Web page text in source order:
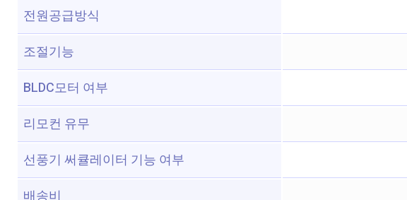
전원공급방식
조절기능
BLDC모터 여부
리모컨 유무
선풍기 써큘레이터 기능 여부